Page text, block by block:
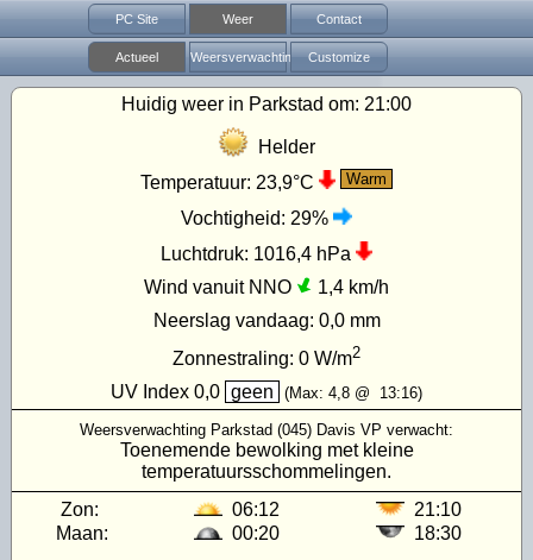
PC Site Weer Contact
Actueel Weersverwachting Customize
Huidig weer in Parkstad om: 21:00
Helder
Temperatuur: 23,9°C Warm
Vochtigheid: 29%
Luchtdruk: 1016,4 hPa
Wind vanuit NNO
1,4 km/h
Neerslag vandaag: 0,0 mm
Zonnestraling: 0 W/m2
UV Index 0,0 geen (Max: 4,8 @ 13:16)
Weersverwachting Parkstad (045) Davis VP verwacht:
Toenemende bewolking met kleine
temperatuursschommelingen.
Zon:
06:12
21:10
Maan:
00:20 18:30